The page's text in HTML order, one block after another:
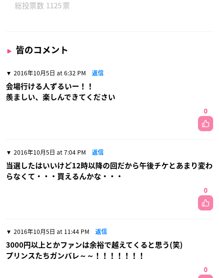
1125
皆のコメント
2016年10月5日 at 6:32 PM 返信
会場行ける人ずるいー！！
羨ましい、楽しんできてください
0
2016年10月5日 at 7:04 PM 返信
当選したはいいけど12時以降の回だから午後チケとあまり変わ
らなくて・・・買えるんかな・・・
0
2016年10月5日 at 11:44 PM 返信
3000円以上とかファンは余裕で越えてくると思う(笑)
プリンスたちガンバレ～～！！！！！！！
0